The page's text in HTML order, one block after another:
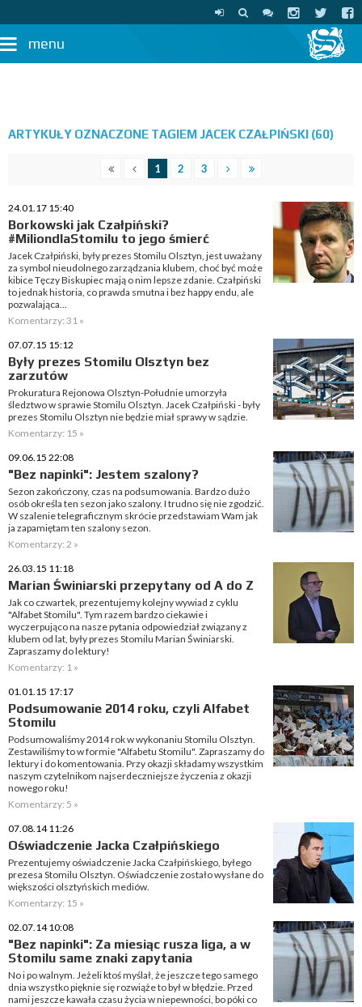
menu
ARTYKUŁY OZNACZONE TAGIEM JACEK CZAŁPIŃSKI (60)
1 2 3
24.01.17 15:40
Borkowski jak Czałpiński?
#MiliondlaStomilu to jego śmierć
Jacek Czałpiński, były prezes Stomilu Olsztyn, jest uważany
za symbol nieudolnego zarządzania klubem, choć być może
kibice Tęczy Biskupiec mają o nim lepsze zdanie. Czałpiński
to jednak historia, co prawda smutna i bez happy endu, ale
pozwalająca...
Komentarzy: 31 »
07.07.15 15:12
Były prezes Stomilu Olsztyn bez
zarzutów
Prokuratura Rejonowa Olsztyn-Południe umorzyła
śledztwo w sprawie Stomilu Olsztyn. Jacek Czałpiński - były
prezes Stomilu Olsztyn nie będzie miał sprawy w sądzie.
Komentarzy: 15 »
09.06.15 22:08
"Bez napinki": Jestem szalony?
Sezon zakończony, czas na podsumowania. Bardzo dużo
osób określa ten sezon jako szalony. I trudno się nie zgodzić.
W szalenie telegraficznym skrócie przedstawiam Wam jak
ja zapamiętam ten szalony sezon.
Komentarzy: 2 »
26.03.15 11:18
Marian Świniarski przepytany od A do Z
Jak co czwartek, prezentujemy kolejny wywiad z cyklu
"Alfabet Stomilu". Tym razem bardzo ciekawie i
wyczerpująco na nasze pytania odpowiedział związany z
klubem od lat, były prezes Stomilu Marian Świniarski.
Zapraszamy do lektury!
Komentarzy: 1 »
01.01.15 17:17
Podsumowanie 2014 roku, czyli Alfabet
Stomilu
Podsumowaliśmy 2014 rok w wykonaniu Stomilu Olsztyn.
Zestawiliśmy to w formie "Alfabetu Stomilu". Zapraszamy do
lektury i do komentowania. Przy okazji składamy wszystkim
naszym czytelnikom najserdeczniejsze życzenia z okazji
nowego roku!
Komentarzy: 5 »
07.08.14 11:26
Oświadczenie Jacka Czałpińskiego
Prezentujemy oświadczenie Jacka Czałpińskiego, byłego
prezesa Stomilu Olsztyn. Oświadczenie zostało wysłane do
większości olsztyńskich mediów.
Komentarzy: 15 »
02.07.14 10:08
"Bez napinki": Za miesiąc rusza liga, a w
Stomilu same znaki zapytania
No i po walnym. Jeżeli ktoś myślał, że jeszcze tego samego
dnia wszystko pięknie się rozwiąże to był w błędzie. Przed
nami jeszcze kawała czasu życia w niepewności, bo póki co